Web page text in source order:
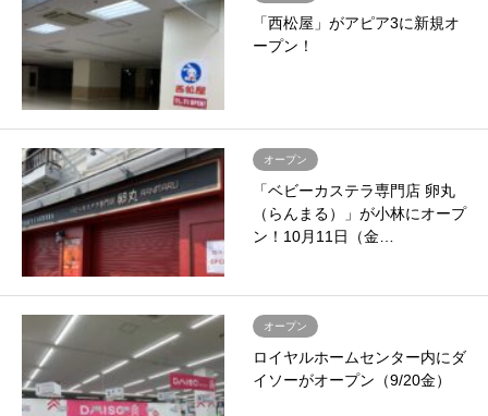
「西松屋」がアピア3に新規オ
ープン！
オープン
「ベビーカステラ専門店 卵丸
（らんまる）」が小林にオープ
ン！10月11日（金…
オープン
ロイヤルホームセンター内にダ
イソーがオープン（9/20金）